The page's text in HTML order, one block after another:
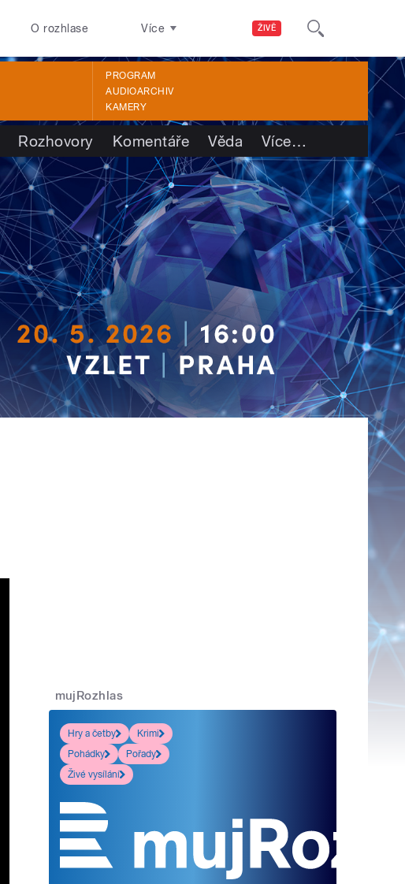
ŽIVĚ
O rozhlase Více
PROGRAM
AUDIOARCHIV
KAMERY
Rozhovory Komentáře Věda Více…
mujRozhlas
Hry a četby
Krimi
Pohádky
Pořady
Živé vysílání